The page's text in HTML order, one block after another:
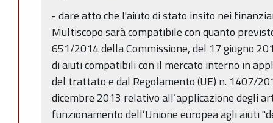
- dare atto che l'aiuto di stato insito nei
Multiscopo sarà compatibile con quanto
651/2014 della Commissione, del 17 giugno
di aiuti compatibili con il mercato interno in
del trattato e dal Regolamento (UE) n. 1407/
dicembre 2013 relativo all’applicazione degli
funzionamento dell’Unione europea agli aiuti